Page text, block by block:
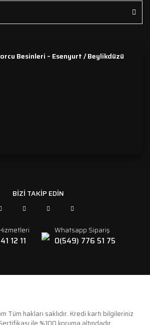
Besinleri – Esenyurt / Beylikdüzü
BİZİ TAKİP EDİN
12 11
Whatsapp Sipariş
0(549) 776 51 75
Tüm hakları saklıdır. Kredi kartı bilgileriniz